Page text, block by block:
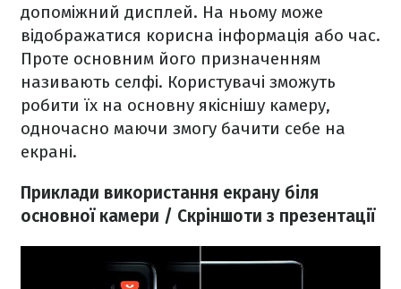
допоміжний дисплей. На ньому може
відображатися корисна інформація або час.
Проте основним його призначенням
називають селфі. Користувачі зможуть
робити їх на основну якіснішу камеру,
одночасно маючи змогу бачити себе на
екрані.
Приклади використання екрану біля
основної камери / Скріншоти з презентації